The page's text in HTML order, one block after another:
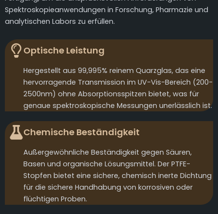
Spektroskopieanwendungen in Forschung, Pharmazie und
analytischen Labors zu erfüllen.
Optische Leistung
Hergestellt aus 99,995% reinem Quarzglas, das eine
hervorragende Transmission im UV-Vis-Bereich (200-
2500nm) ohne Absorptionsspitzen bietet, was für
genaue spektroskopische Messungen unerlässlich ist.
Chemische Beständigkeit
Außergewöhnliche Beständigkeit gegen Säuren,
Basen und organische Lösungsmittel. Der PTFE-
Stopfen bietet eine sichere, chemisch inerte Dichtung
für die sichere Handhabung von korrosiven oder
flüchtigen Proben.